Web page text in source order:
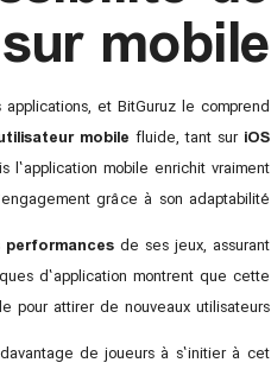
mobile
et BitGuruz le comprend
mobile fluide, tant sur iOS
mobile enrichit vraiment
grâce à son adaptabilité.
de ses jeux, assurant
d’application montrent que cette
attirer de nouveaux utilisateurs.
de joueurs à s’initier à cet